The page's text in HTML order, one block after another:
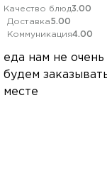
Качество блюд3.00
Доставка5.00
Коммуникация4.00
еда нам не очень
будем
месте